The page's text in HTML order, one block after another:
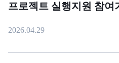
프로젝트 실행지원 참여
2026.04.29